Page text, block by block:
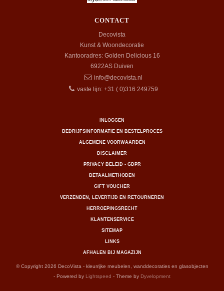
CONTACT
Decovista
Kunst & Woondecoratie
Kantooradres: Golden Delicious 16
6922AS Duiven
info@decovista.nl
vaste lijn: +31 ( 0)316 249759
INLOGGEN
BEDRIJFSINFORMATIE EN BESTELPROCES
ALGEMENE VOORWAARDEN
DISCLAIMER
PRIVACY BELEID - GDPR
BETAALMETHODEN
GIFT VOUCHER
VERZENDEN, LEVERTIJD EN RETOURNEREN
HERROEPINGSRECHT
KLANTENSERVICE
SITEMAP
LINKS
AFHALEN BIJ MAGAZIJN
© Copyright 2026 DecoVista - kleurrijke meubelen, wanddecoraties en glasobjecten
- Powered by Lightspeed - Theme by Dyvelopment